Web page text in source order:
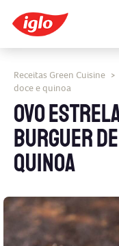
OVO
BURGUER
QUINOA
Receitas Green Cuisine >
doce e quinoa